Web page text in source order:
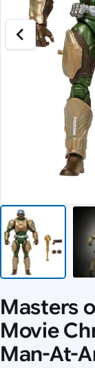
Masters
Movie
Man-At-